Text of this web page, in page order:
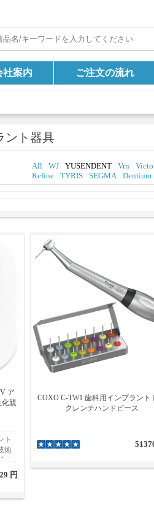
社案内 ご注文の流れ
ント器具
All WJ YUSENDENT Vrn
Refine
TYRIS SEGMA Dentium
ア
化親
ト
術
と
度
ベ
ラ
円
COXO C-TW1 歯科用インプラント
クレンチハンドピース